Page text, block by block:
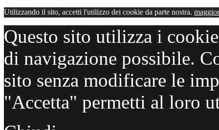
Utilizzando il sito, accetti l'utilizzo dei cookie da parte nostra.
Questo sito utilizza i
di navigazione possibile.
sito senza modificare le
"Accetta" permetti al loro